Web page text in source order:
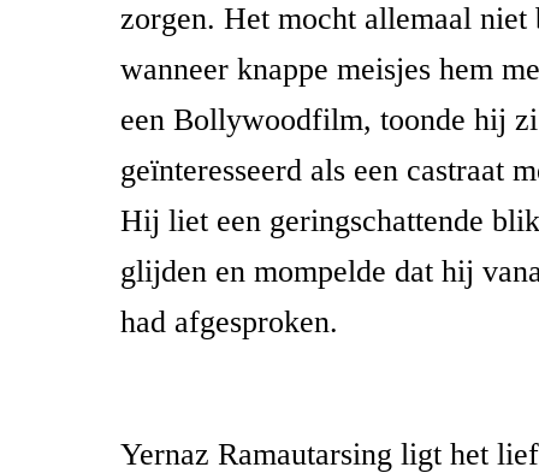
zorgen. Het mocht allemaal niet
wanneer knappe meisjes hem
een Bollywoodfilm, toonde hij
geïnteresseerd als een castraat
Hij liet een geringschattende
glijden en mompelde dat hij
had afgesproken.
Yernaz Ramautarsing ligt het